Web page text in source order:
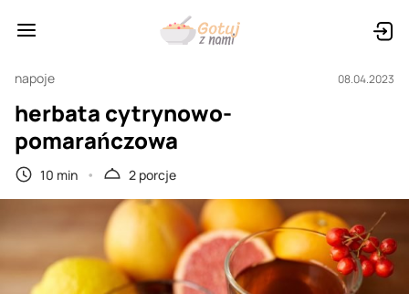
napoje 08.04.2023
herbata cytrynowo-
pomarańczowa
10 min 2 porcje